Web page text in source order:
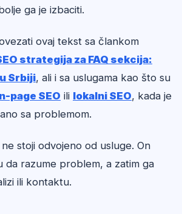
ga je izbaciti.
ovaj tekst sa člankom
strategija za FAQ sekcija:
Srbiji, ali i sa uslugama kao što su
page SEO ili lokalni SEO, kada je
sa problemom.
stoji odvojeno od usluge. On
da razume problem, a zatim ga
ili kontaktu.